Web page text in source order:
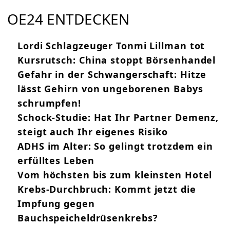
OE24 ENTDECKEN
Lordi Schlagzeuger Tonmi Lillman tot
Kursrutsch: China stoppt Börsenhandel
Gefahr in der Schwangerschaft: Hitze
lässt Gehirn von ungeborenen Babys
schrumpfen!
Schock-Studie: Hat Ihr Partner Demenz,
steigt auch Ihr eigenes Risiko
ADHS im Alter: So gelingt trotzdem ein
erfülltes Leben
Vom höchsten bis zum kleinsten Hotel
Krebs-Durchbruch: Kommt jetzt die
Impfung gegen
Bauchspeicheldrüsenkrebs?